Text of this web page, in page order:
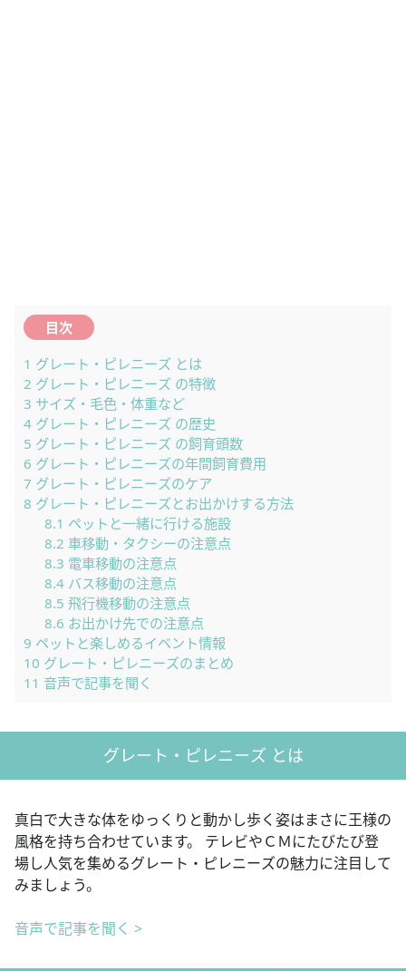
目次
1 グレート・ピレニーズ とは
2 グレート・ピレニーズ の特徴
3 サイズ・毛色・体重など
4 グレート・ピレニーズ の歴史
5 グレート・ピレニーズ の飼育頭数
6 グレート・ピレニーズの年間飼育費用
7 グレート・ピレニーズのケア
8 グレート・ピレニーズとお出かけする方法
8.1 ペットと一緒に行ける施設
8.2 車移動・タクシーの注意点
8.3 電車移動の注意点
8.4バス移動の注意点
8.5 飛行機移動の注意点
8.6 お出かけ先での注意点
9 ペットと楽しめるイベント情報
10 グレート・ピレニーズのまとめ
11 音声で記事を聞く
グレート・ピレニーズ とは
真白で大きな体をゆっくりと動かし歩く姿はまさに王様の
風格を持ち合わせています。 テレビやＣＭにたびたび登
場し人気を集めるグレート・ピレニーズの魅力に注目して
みましょう。
音声で記事を聞く >